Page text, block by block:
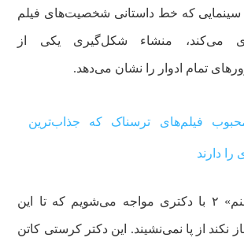
سینمایی که خط داستانی شخصیت‌های فیلم
می‌کند، منشاء شکل‌گیری یکی از
تمام ادوار را نشان می‌دهد.
محبوب فیلم‌های ترسناک که جذاب‌ترین
دارند
در «برپاخیزان جهنم» ۲ با دکتری مواجه می‌شویم که تا این
نکند از پا نمی‌نشیند. این دکتر کرستی کاتن